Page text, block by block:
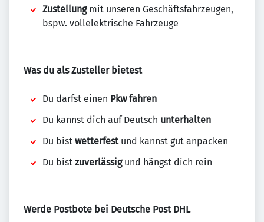
Zustellungmit unseren Geschäftsfahrzeugen,
bspw. vollelektrische Fahrzeuge
Was du als Zusteller bietest
Du darfst einen Pkw fahren
Du kannst dich auf Deutsch unterhalten
Du bist wetterfestund kannst gut anpacken
Du bist zuverlässigund hängst dich rein
Werde Postbote bei Deutsche Post DHL